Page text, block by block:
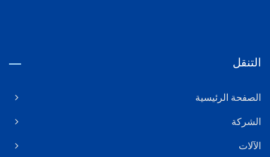
التنقل
الصفحة الرئيسية
الشركة
الآلات